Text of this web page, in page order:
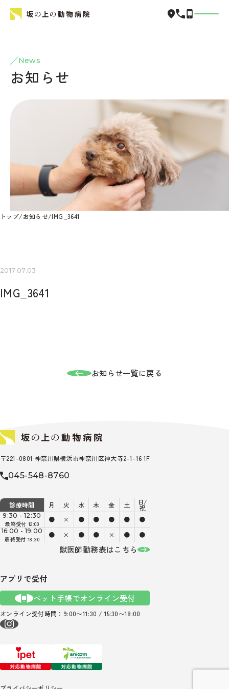
News
お知らせ
トップ/お知らせ/IMG_3641
2017.07.03
IMG_3641
お知らせ一覧に戻る
〒221-0801 神奈川県横浜市神奈川区神大寺2-1-16 1F
045-548-8760
診療時間 月 火 水 木 金 土 日/
祝
9:30 - 12:30
最終受付 12:00
● × ● ● ● ● ●
16:00 - 19:00
最終受付 18:30
● × ● ● × ● ●
獣医師勤務表はこちら
アプリで受付
ペット手帳でオンライン受付
オンライン受付時間：9:00〜11:30 / 15:30〜18:00